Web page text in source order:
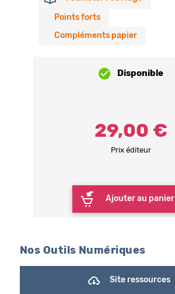
Points forts
Compléments papier
Disponible
Prix éditeur
29,00 €
Ajouter au panier
Nos Outils Numériques
Site ressources